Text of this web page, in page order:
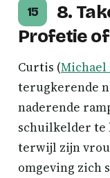
15
8.
Profetie
Curtis (Michael
terugkerende
naderende
schuilkelder te
terwijl zijn
omgeving zich